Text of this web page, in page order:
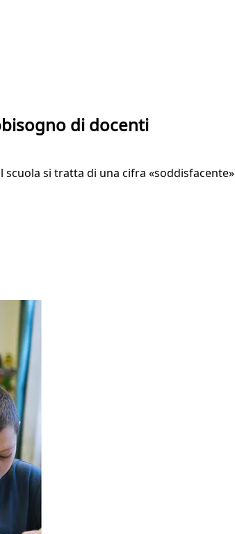
di docenti
si tratta di una cifra «soddisfacente»